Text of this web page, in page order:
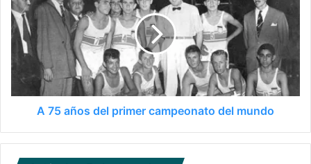
A 75 años del primer campeonato del mundo